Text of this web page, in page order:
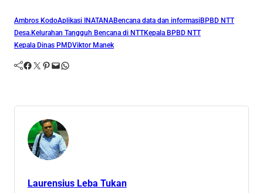
Ambros KodoAplikasi INATANABencana data dan informasiBPBD NTT
Desa.Kelurahan Tangguh Bencana di NTTKepala BPBD NTT
Kepala Dinas PMDViktor Manek
Facebook Twitter Pinterest Mail WhatsApp
Laurensius Leba Tukan